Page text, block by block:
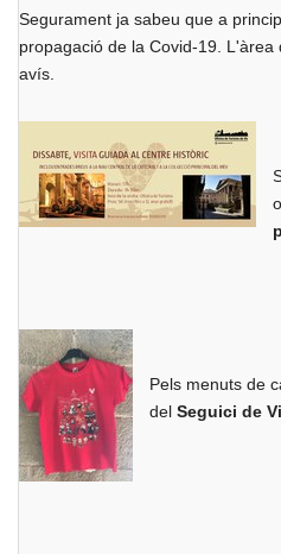
Segurament ja sabeu que a
propagació de la Covid-19.
avís.
Pels menuts de
delSeguici de